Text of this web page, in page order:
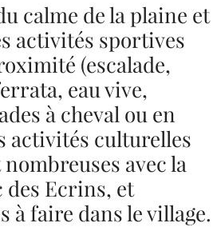
calme de la plaine et
activités sportives
(escalade,
eau vive,
à cheval ou en
activités culturelles
avec la
des Ecrins, et
à faire dans le village.